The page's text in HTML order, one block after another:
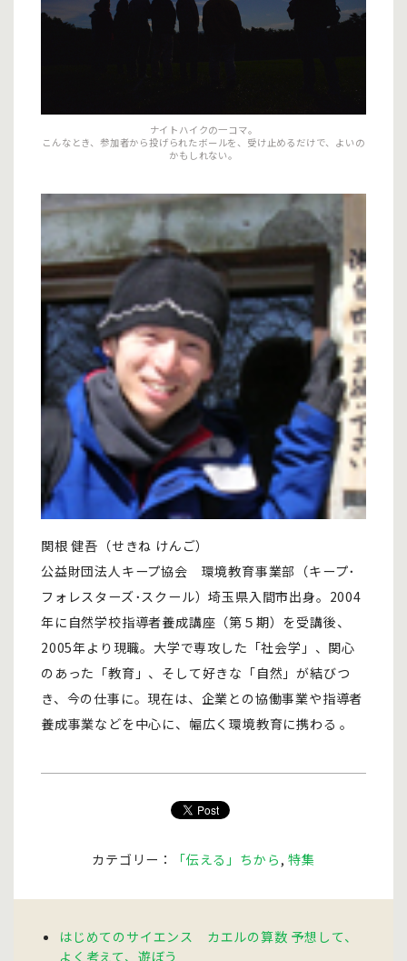
ナイトハイクの一コマ。
こんなとき、参加者から投げられたボールを、受け止めるだけで、よいの
かもしれない。
関根 健吾（せきね けんご）
公益財団法人キープ協会 環境教育事業部（キープ･
フォレスターズ･スクール）埼玉県入間市出身。2004
年に自然学校指導者養成講座（第５期）を受講後、
2005年より現職。大学で専攻した「社会学」、関心
のあった「教育」、そして好きな「自然」が結びつ
き、今の仕事に。現在は、企業との協働事業や指導者
養成事業などを中心に、幅広く環境教育に携わる 。
カテゴリー： 「伝える」ちから ,特集
はじめてのサイエンス カエルの算数 予想して、
よく考えて、遊ぼう